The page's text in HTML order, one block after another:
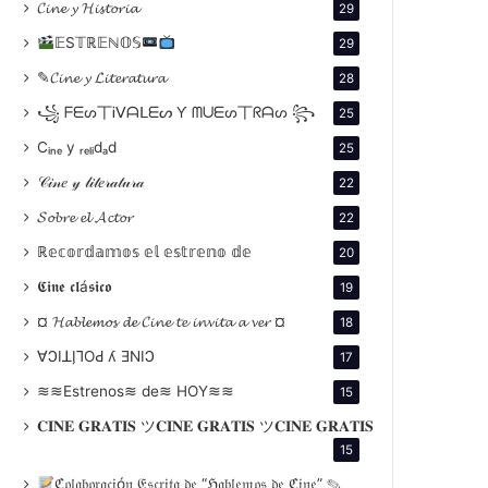
𝓒𝓲𝓷𝓮 𝔂 𝓗𝓲𝓼𝓽𝓸𝓻𝓲𝓪 29
𝔼S𝕋ℝ𝔼ℕ𝕆𝕊 29
✎𝓒𝓲𝓷𝓮 𝔂 𝓛𝓲𝓽𝓮𝓻𝓪𝓽𝓾𝓻𝓪 28
꧁ ᖴᗴᔕ丅Ꭵᐯᗩᒪᗴᔕ Ƴ ᗰᑌᗴᔕ丅ᖇᗩᔕ ꧂ 25
Cᵢₙₑ y ᵣₑₗᵢdₐd 25
𝒞𝒾𝓃𝑒 𝓎 𝓁𝒾𝓉𝑒𝓇𝒶𝓉𝓊𝓇𝒶 22
𝓢𝓸𝓫𝓻𝓮 𝓮𝓵 𝓐𝓬𝓽𝓸𝓻 22
ℝ𝕖𝕔𝕠𝕣𝕕𝕒𝕞𝕠𝕤 𝕖𝕝 𝕖𝕤𝕥𝕣𝕖𝕟𝕠 𝕕𝕖 20
𝕮𝖎𝖓𝖊 𝖈𝖑á𝖘𝖎𝖈𝖔 19
¤ 𝓗𝓪𝓫𝓵𝓮𝓶𝓸𝓼 𝓭𝓮 𝓒𝓲𝓷𝓮 𝓽𝓮 𝓲𝓷𝓿𝓲𝓽𝓪 𝓪 𝓿𝓮𝓻 ¤ 18
∀ϽIꓕI̗⅂OԀ ʎ ƎNIϽ 17
≋≋Estrenos≋ de≋ HOY≋≋ 15
𝐂𝐈𝐍𝐄 𝐆𝐑𝐀𝐓𝐈𝐒 ツ𝐂𝐈𝐍𝐄 𝐆𝐑𝐀𝐓𝐈𝐒 ツ𝐂𝐈𝐍𝐄 𝐆𝐑𝐀𝐓𝐈𝐒
15
ℭ𝔬𝔩𝔞𝔟𝔬𝔯𝔞𝔠𝔦ó𝔫 𝔈𝔰𝔠𝔯𝔦𝔱𝔞 𝔡𝔢 “ℌ𝔞𝔟𝔩𝔢𝔪𝔬𝔰 𝔡𝔢 ℭ𝔦𝔫𝔢” ✎